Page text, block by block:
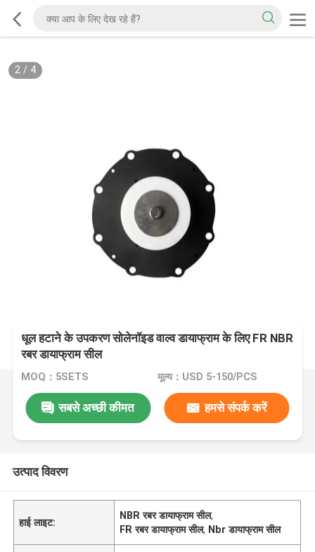
2/ 4
धूल हटाने के उपकरण सोलेनॉइड वाल्व डायाफ्राम के लिए FR NBR
रबर डायाफ्राम सील
MOQ：5SETS मूल्य：USD 5-150/PCS
सबसे अच्छी कीमत हमसे संपर्क करें
उत्पाद विवरण
हाई लाइट:
NBR रबर डायाफ्राम सील,
FR रबर डायाफ्राम सील, Nbr डायाफ्राम सील